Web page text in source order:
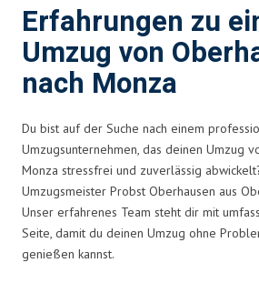
Erfahrungen zu
Umzug von
nach Monza
Du bist auf der Suche nach einem
Umzugsunternehmen, das deinen Umzug
Monza stressfrei und zuverlässig
Umzugsmeister Probst Oberhausen aus
Unser erfahrenes Team steht dir mit
Seite, damit du deinen Umzug ohne
genießen kannst.